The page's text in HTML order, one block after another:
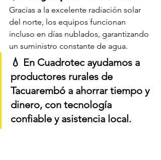
Gracias a la excelente radiación solar
del norte, los equipos funcionan
incluso en días nublados, garantizando
un suministro constante de agua.
💧 En Cuadrotec ayudamos a
productores rurales de
Tacuarembó a ahorrar tiempo y
dinero, con tecnología
confiable y asistencia local.